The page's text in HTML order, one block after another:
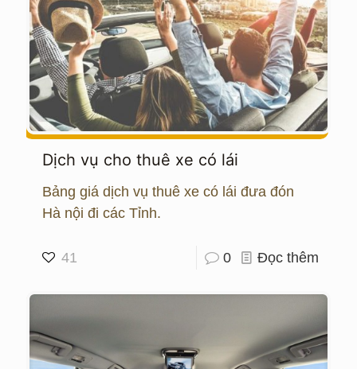
Dịch vụ cho thuê xe có lái
Bảng giá dịch vụ thuê xe có lái đưa đón
Hà nội đi các Tỉnh.
41 0 Đọc thêm